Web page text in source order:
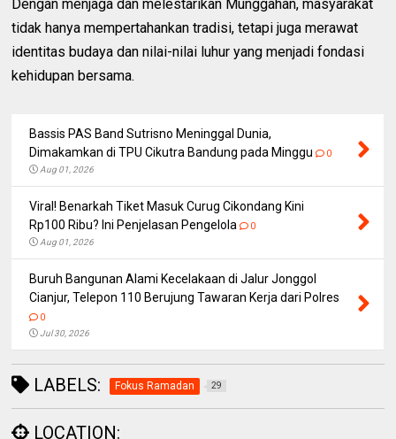
Dengan menjaga dan melestarikan Munggahan, masyarakat
tidak hanya mempertahankan tradisi, tetapi juga merawat
identitas budaya dan nilai-nilai luhur yang menjadi fondasi
kehidupan bersama.
Bassis PAS Band Sutrisno Meninggal Dunia,
Dimakamkan di TPU Cikutra Bandung pada Minggu
0
Aug 01, 2026
Viral! Benarkah Tiket Masuk Curug Cikondang Kini
Rp100 Ribu? Ini Penjelasan Pengelola
0
Aug 01, 2026
Buruh Bangunan Alami Kecelakaan di Jalur Jonggol
Cianjur, Telepon 110 Berujung Tawaran Kerja dari Polres
0
Jul 30, 2026
LABELS: Fokus Ramadan 29
LOCATION: